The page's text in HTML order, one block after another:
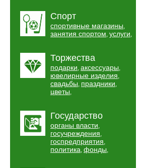
Спорт
спортивные магазины,
занятия спортом, услуги,
Торжества
подарки, аксессуары,
ювелирные изделия,
свадьбы, праздники,
цветы,
Государство
органы власти,
госучреждения,
госпредприятия,
политика, фонды,